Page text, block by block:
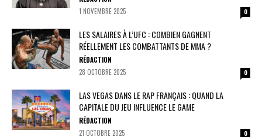
1 NOVEMBRE 2025
0
LES SALAIRES À L’UFC : COMBIEN GAGNENT
RÉELLEMENT LES COMBATTANTS DE MMA ?
RÉDACTION
28 OCTOBRE 2025
0
LAS VEGAS DANS LE RAP FRANÇAIS : QUAND LA
CAPITALE DU JEU INFLUENCE LE GAME
RÉDACTION
21 OCTOBRE 2025
0